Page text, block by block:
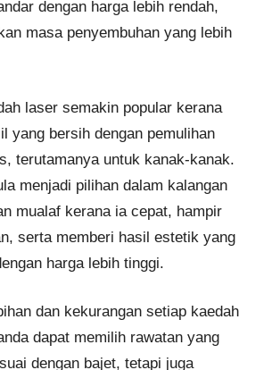
dengan harga lebih rendah,
masa penyembuhan yang lebih
laser semakin popular kerana
yang bersih dengan pemulihan
terutamanya untuk kanak-kanak.
menjadi pilihan dalam kalangan
mualaf kerana ia cepat, hampir
serta memberi hasil estetik yang
harga lebih tinggi.
dan kekurangan setiap kaedah
dapat memilih rawatan yang
dengan bajet, tetapi juga